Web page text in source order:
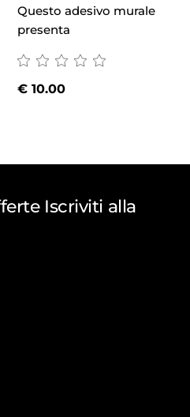
Questo adesivo murale
presenta
€ 10.00
Iscriviti alla